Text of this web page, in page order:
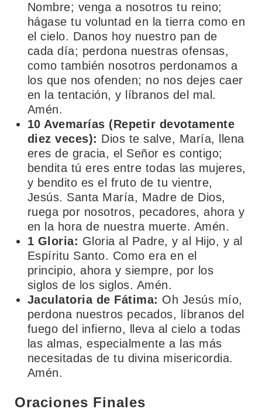
Nombre; venga a nosotros tu reino;
hágase tu voluntad en la tierra como en
el cielo. Danos hoy nuestro pan de
cada día; perdona nuestras ofensas,
como también nosotros perdonamos a
los que nos ofenden; no nos dejes caer
en la tentación, y líbranos del mal.
Amén.
10 Avemarías (Repetir devotamente
diez veces): Dios te salve, María, llena
eres de gracia, el Señor es contigo;
bendita tú eres entre todas las mujeres,
y bendito es el fruto de tu vientre,
Jesús. Santa María, Madre de Dios,
ruega por nosotros, pecadores, ahora y
en la hora de nuestra muerte. Amén.
1 Gloria: Gloria al Padre, y al Hijo, y al
Espíritu Santo. Como era en el
principio, ahora y siempre, por los
siglos de los siglos. Amén.
Jaculatoria de Fátima: Oh Jesús mío,
perdona nuestros pecados, líbranos del
fuego del infierno, lleva al cielo a todas
las almas, especialmente a las más
necesitadas de tu divina misericordia.
Amén.
Oraciones Finales